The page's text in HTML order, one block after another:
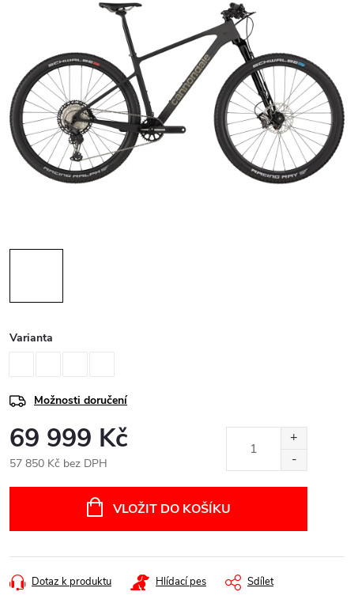
Varianta
Možnosti doručení
69 999 Kč
57 850 Kč bez DPH
VLOŽIT DO KOŠÍKU
Dotaz k produktu Hlídací pes Sdílet